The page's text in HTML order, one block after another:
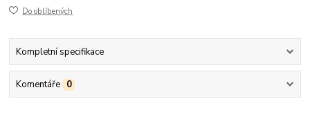
Do oblíbených
Kompletní specifikace
Komentáře 0